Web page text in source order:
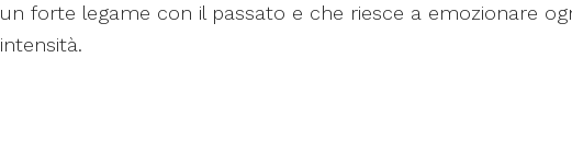
un forte legame con il passato e che riesce a emozionare
intensità.